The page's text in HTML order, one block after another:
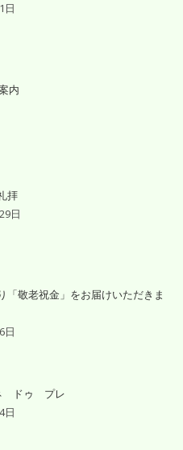
日
内
拝
日
「敬老祝金」をお届けいただきま
日
ドゥ プレ
日